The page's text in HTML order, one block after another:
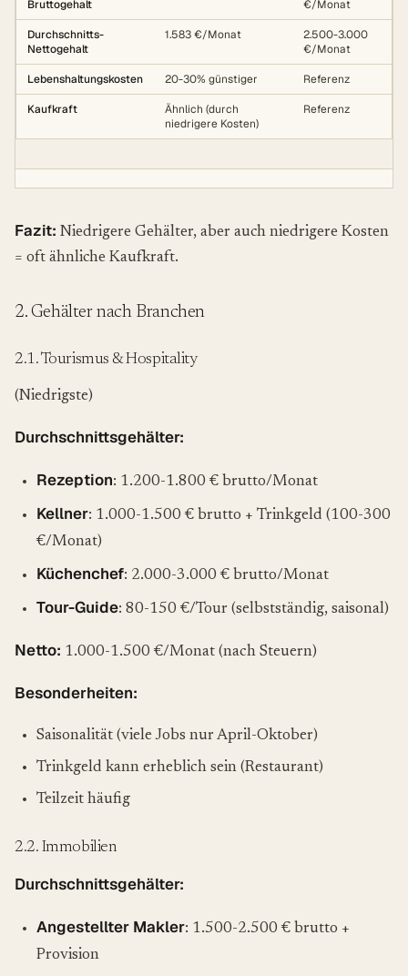
Bruttogehalt €/Monat
Durchschnitts-
Nettogehalt
1.583 €/Monat
2.500-3.000
€/Monat
Lebenshaltungskosten 20-30% günstiger Referenz
Kaufkraft
Ähnlich (durch
niedrigere Kosten)
Referenz
Fazit: Niedrigere Gehälter, aber auch niedrigere Kosten
= oft ähnliche Kaufkraft.
2. Gehälter nach Branchen
2.1. Tourismus & Hospitality
(Niedrigste)
Durchschnittsgehälter:
Rezeption: 1.200-1.800 € brutto/Monat
Kellner: 1.000-1.500 € brutto + Trinkgeld (100-300
€/Monat)
Küchenchef: 2.000-3.000 € brutto/Monat
Tour-Guide: 80-150 €/Tour (selbstständig, saisonal)
Netto: 1.000-1.500 €/Monat (nach Steuern)
Besonderheiten:
Saisonalität (viele Jobs nur April-Oktober)
Trinkgeld kann erheblich sein (Restaurant)
Teilzeit häufig
2.2. Immobilien
Durchschnittsgehälter:
Angestellter Makler: 1.500-2.500 € brutto +
Provision